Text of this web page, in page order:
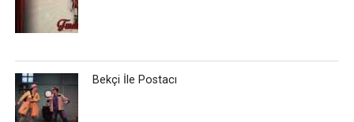
Bekçi İle Postacı